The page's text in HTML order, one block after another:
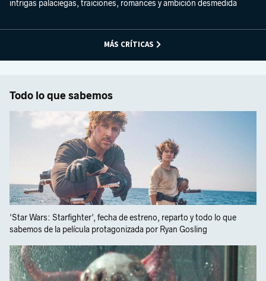
intrigas palaciegas, traiciones, romances y ambición desmedida
MÁS CRÍTICAS
Todo lo que sabemos
'Star Wars: Starfighter', fecha de estreno, reparto y todo lo que
sabemos de la película protagonizada por Ryan Gosling